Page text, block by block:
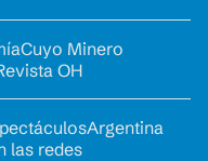
Cuyo Minero
OH
Argentina
las redes